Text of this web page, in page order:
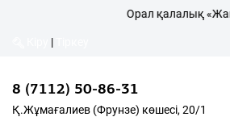
Қалалықтар қаперіне
Орал қалалық «Жайық
|
8 (7112) 50-86-31
Қ.Жұмағалиев (Фрунзе) көшесі, 20/1